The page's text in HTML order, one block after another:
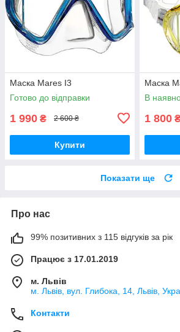
Маска Mares I3
Готово до відправки
1 990 ₴ 2 600 ₴
Купити
Маска
В
1 800
Показати ще
Про нас
99% позитивних з 115 відгуків за рік
Працює з 17.01.2019
м. Львів
м. Львів, вул. Глибока, 14, Львів,
Контакти